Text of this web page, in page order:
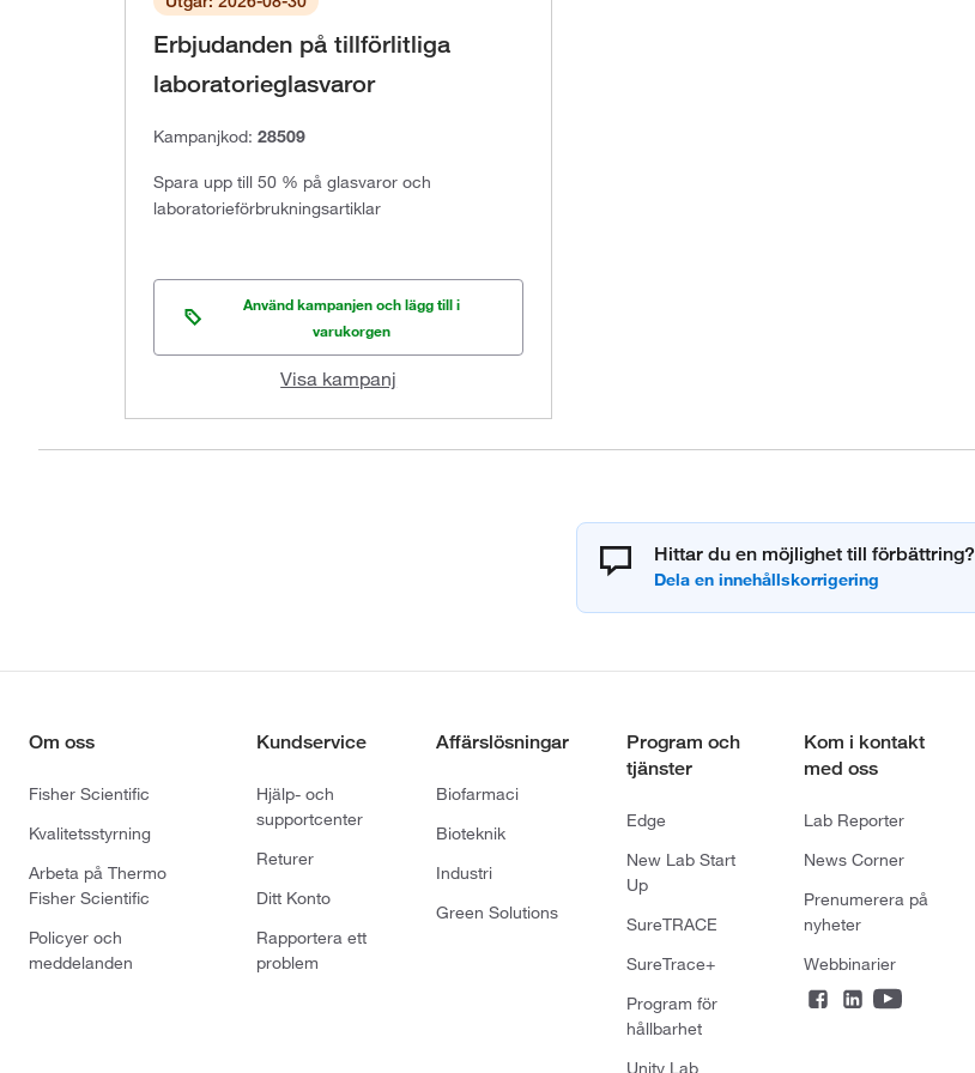
Erbjudanden på tillförlitliga
laboratorieglasvaror
Kampanjkod: 28509
Spara upp till 50 % på glasvaror och
laboratorieförbrukningsartiklar
Använd kampanjen och lägg till i
varukorgen
Visa kampanj
Hittar du en möjlighet till förbättring?
Om oss
Fisher Scientific
Kvalitetsstyrning
Arbeta på Thermo
Fisher Scientific
Policyer och
meddelanden
Kundservice
Hjälp- och
supportcenter
Returer
Ditt Konto
Rapportera ett
problem
Affärslösningar
Biofarmaci
Bioteknik
Industri
Green Solutions
Program och
tjänster
Edge
New Lab Start
Up
SureTRACE
SureTrace+
Program för
hållbarhet
Unity Lab
Kom i kontakt
med oss
Lab Reporter
News Corner
Prenumerera på
nyheter
Webbinarier